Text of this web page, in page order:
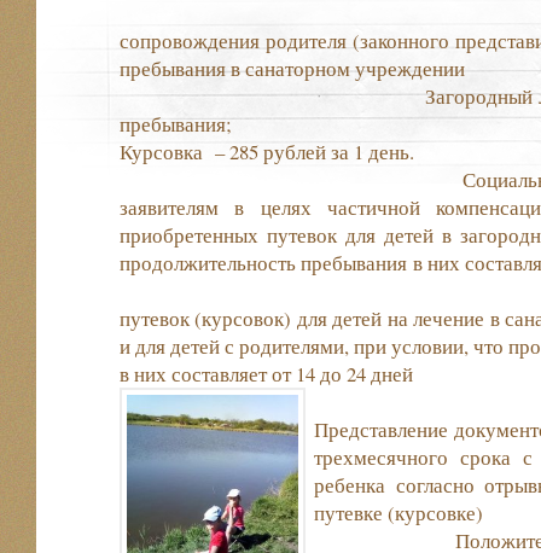
сопровождения родителя (законного
пребывания в
Загородный лагерь– 500
Курсовка – 285
Социальная выплата
заявителям в целях частичной
приобретенных путевок для детей в
продолжительность пребывания в них
путевок (курсовок) для детей на лечение в
и для детей с родителями, при условии, что
в них составляет от
Представление
трехмесячного срока
ребенка согласно
путевке